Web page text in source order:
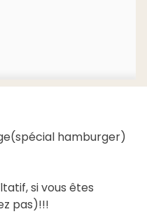
hamburger)
si vous êtes
pas)!!!